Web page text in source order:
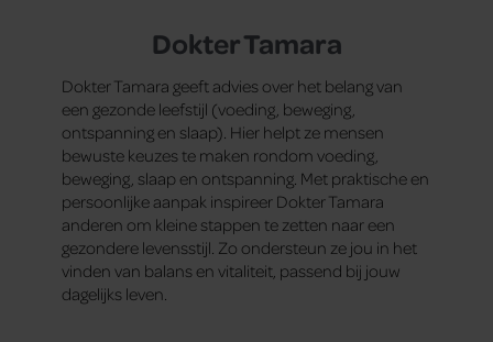
Dokter Tamara
Dokter Tamara geeft advies over het belang van
een gezonde leefstijl (voeding, beweging,
ontspanning en slaap). Hier helpt ze mensen
bewuste keuzes te maken rondom voeding,
beweging, slaap en ontspanning. Met praktische en
persoonlijke aanpak inspireer Dokter Tamara
anderen om kleine stappen te zetten naar een
gezondere levensstijl. Zo ondersteun ze jou in het
vinden van balans en vitaliteit, passend bij jouw
dagelijks leven.